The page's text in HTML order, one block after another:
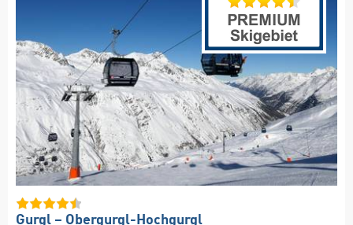
Gurgl – Obergurgl-Hochgurgl